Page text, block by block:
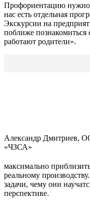
Профориентацию нужно
нас есть отдельная
Экскурсии на
поближе познакомиться
работают родители».
Александр Дмитриев,
«ЧЗСА»
максимально
реальному
задачи, чему они
перспективе.